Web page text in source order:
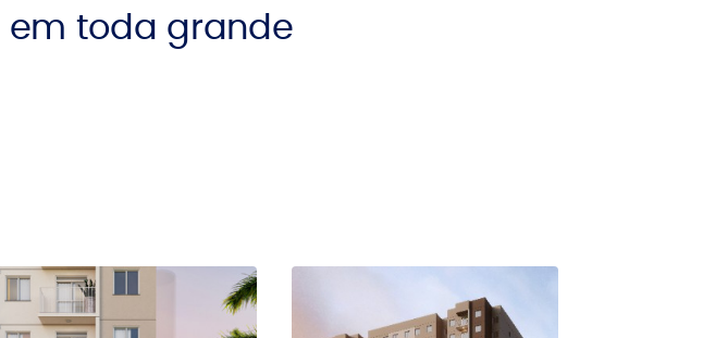
em toda grande